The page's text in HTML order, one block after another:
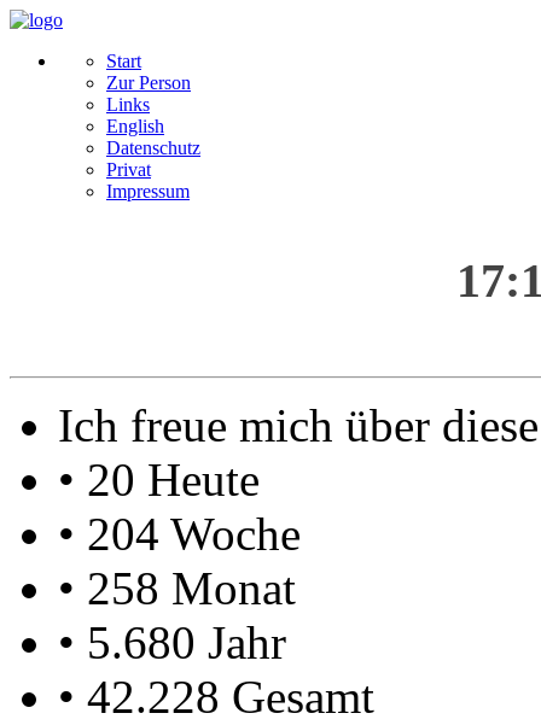
Start
Zur Person
Links
English
Datenschutz
Privat
Impressum
Ich freue mich über
• 20 Heute
• 204 Woche
• 258 Monat
• 5.680 Jahr
• 42.228 Gesamt